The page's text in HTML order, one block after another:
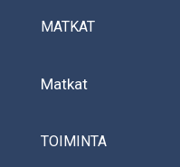
MATKAT
Matkat
TOIMINTA